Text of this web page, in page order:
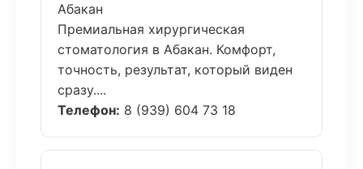
Абакан
Премиальная хирургическая
стоматология в Абакан. Комфорт,
точность, результат, который виден
сразу....
Телефон: 8 (939) 604 73 18